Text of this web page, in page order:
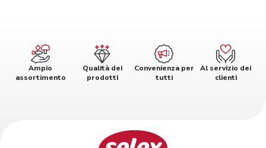
Ampio
assortimento
Qualità dei
prodotti
Convenienza per
tutti
Al servizio dei
clienti